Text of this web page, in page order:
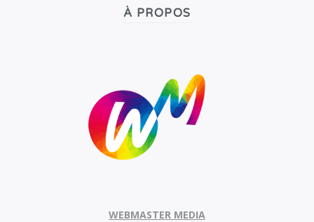
À PROPOS
WEBMASTER MEDIA